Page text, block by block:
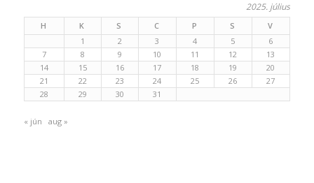
2025. július
H K S C P S
V
1
2 3 4 5
6
7
8 9 10 11 12
13
14
15 16 17 18 19
20
21
22 23 24 25 26
27
28
29 30 31
« jún aug »